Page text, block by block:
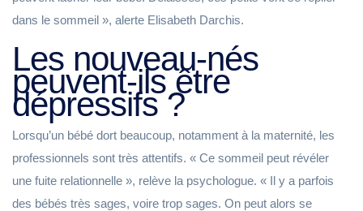
dans le sommeil », alerte Elisabeth Darchis.
Les nouveau-nés
peuvent-ils être
dépressifs ?
Lorsqu’un bébé dort beaucoup, notamment à la maternité, les
professionnels sont très attentifs. « Ce sommeil peut révéler
une fuite relationnelle », relève la psychologue. « Il y a parfois
des bébés très sages, voire trop sages. On peut alors se